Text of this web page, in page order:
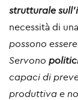
strutturale
necessità di
possono
Servono
capaci di
produttiva e